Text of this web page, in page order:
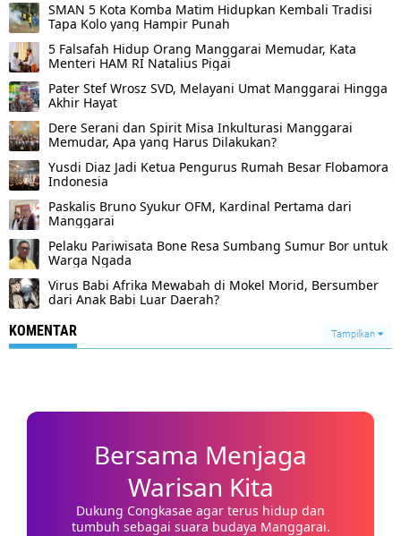
SMAN 5 Kota Komba Matim Hidupkan Kembali Tradisi
Tapa Kolo yang Hampir Punah
5 Falsafah Hidup Orang Manggarai Memudar, Kata
Menteri HAM RI Natalius Pigai
Pater Stef Wrosz SVD, Melayani Umat Manggarai Hingga
Akhir Hayat
Dere Serani dan Spirit Misa Inkulturasi Manggarai
Memudar, Apa yang Harus Dilakukan?
Yusdi Diaz Jadi Ketua Pengurus Rumah Besar Flobamora
Indonesia
Paskalis Bruno Syukur OFM, Kardinal Pertama dari
Manggarai
Pelaku Pariwisata Bone Resa Sumbang Sumur Bor untuk
Warga Ngada
Virus Babi Afrika Mewabah di Mokel Morid, Bersumber
dari Anak Babi Luar Daerah?
KOMENTAR
Tampilkan
Bersama Menjaga
Warisan Kita
Dukung Congkasae agar terus hidup dan
tumbuh sebagai suara budaya Manggarai.